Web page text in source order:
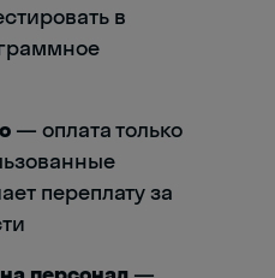
в
— оплата только
переплату за